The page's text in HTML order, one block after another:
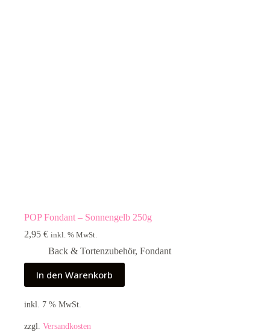
POP Fondant – Sonnengelb 250g
2,95 € inkl. % MwSt.
Back & Tortenzubehör, Fondant
In den Warenkorb
inkl. 7 % MwSt.
zzgl. Versandkosten